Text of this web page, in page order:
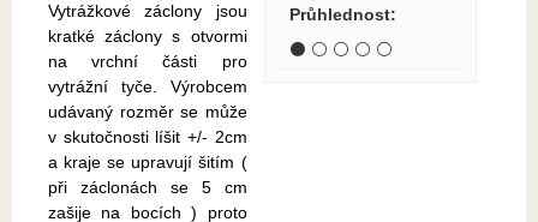
Vytrážkové záclony jsou
kratké záclony s otvormi
na vrchní části pro
vytrážní tyče. Výrobcem
udávaný rozměr se může
v skutočnosti líšit +/- 2cm
a kraje se upravují šitím (
při záclonách se 5 cm
zašije na bocích ) proto
Průhlednost:
⚫ ⚪ ⚪ ⚪ ⚪